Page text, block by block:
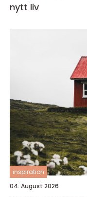
nytt liv
inspiration
04. August 2026